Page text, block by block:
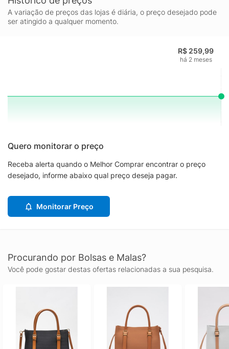
A variação de preços das lojas é diária, o preço desejado pode
ser atingido a qualquer momento.
R$ 259,99
há 2 meses
Quero monitorar o preço
Receba alerta quando o Melhor Comprar encontrar o preço
desejado, informe abaixo qual preço deseja pagar.
Monitorar Preço
Procurando por Bolsas e Malas?
Você pode gostar destas ofertas relacionadas a sua pesquisa.